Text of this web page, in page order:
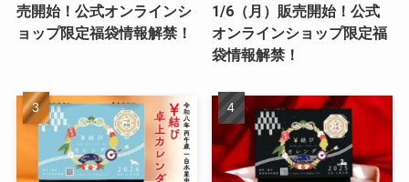
売開始！公式オンラインシ
ョップ限定福袋情報解禁！
1/6（月）販売開始！公式
オンラインショップ限定福
袋情報解禁！